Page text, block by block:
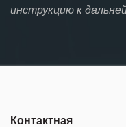
инструкцию к
Контактная